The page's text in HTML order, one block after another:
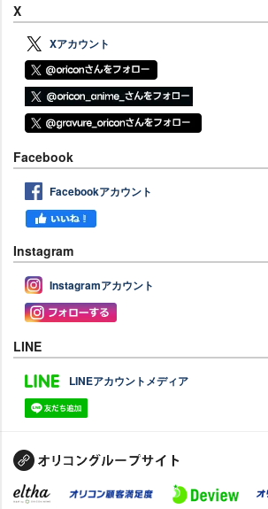
X
Xアカウント
Facebook
Facebookアカウント
Instagram
Instagramアカウント
LINE
LINEアカウントメディア